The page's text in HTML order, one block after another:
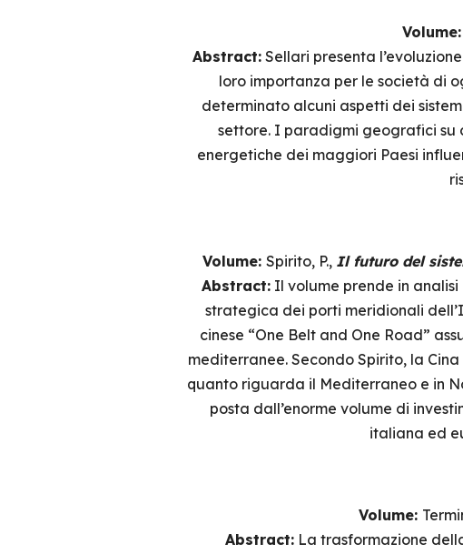
Volume:
Abstract: Sellari presenta
loro importanza per le società di
determinato alcuni aspetti dei
settore. I paradigmi geografici su
energetiche dei maggiori Paesi
Volume: Spirito, P., Il futuro del
Abstract:Il volume prende in
strategica dei porti meridionali
cinese “One Belt and One Road”
mediterranee. Secondo Spirito, la
quanto riguarda il Mediterraneo e in
posta dall’enorme volume di
italiana ed
Volume:
Abstract:La trasformazione